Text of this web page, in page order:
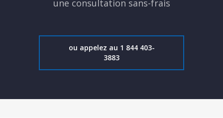
une consultation sans-frais
ou appelez au 1 844 403-
3883